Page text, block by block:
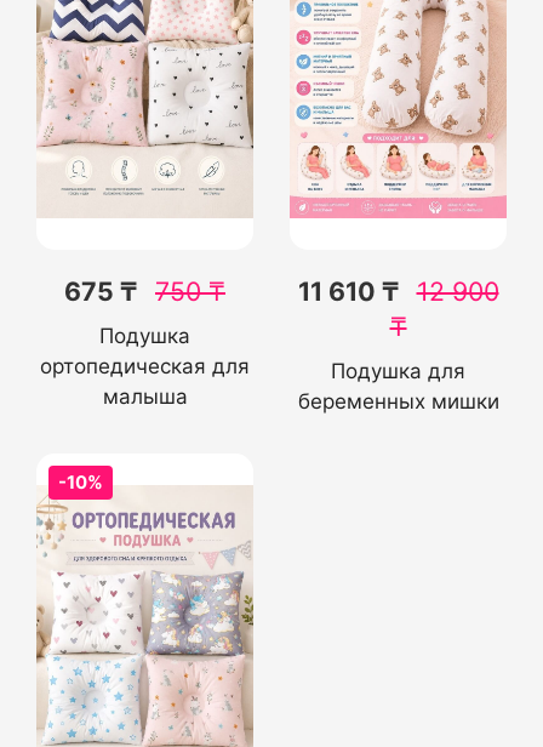
675 ₸ 750₸
Подушка
ортопедическая для
малыша
11 610 ₸ 12 900
₸
Подушка для
беременных мишки
-10%